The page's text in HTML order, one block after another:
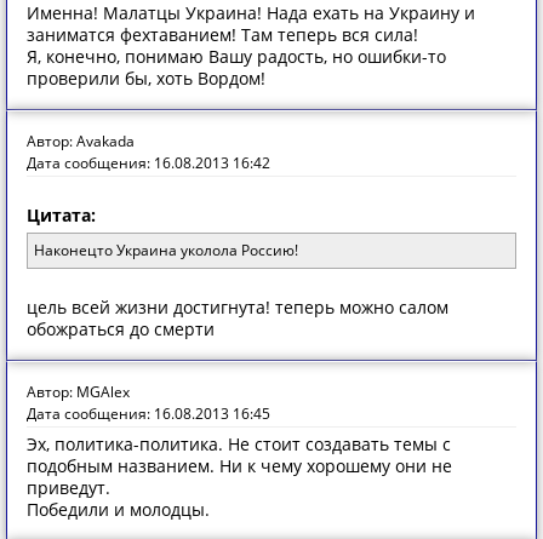
Именна! Малатцы Украина! Нада ехать на Украину и
заниматся фехтаванием! Там теперь вся сила!
Я, конечно, понимаю Вашу радость, но ошибки-то
проверили бы, хоть Вордом!
Автор: Avakada
Дата сообщения: 16.08.2013 16:42
Цитата:
Наконецто Украина уколола Россию!
цель всей жизни достигнута! теперь можно салом
обожраться до смерти
Автор: MGAlex
Дата сообщения: 16.08.2013 16:45
Эх, политика-политика. Не стоит создавать темы с
подобным названием. Ни к чему хорошему они не
приведут.
Победили и молодцы.